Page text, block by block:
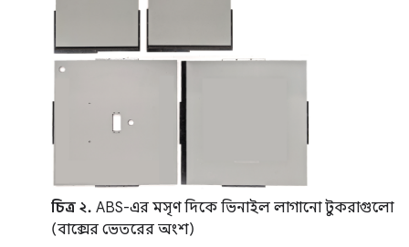
চিত্র ২. ABS-এর মসৃণ দিকে ভিনাইল লাগানো টুকরাগুলো
(বাক্সের ভেতরের অংশ)